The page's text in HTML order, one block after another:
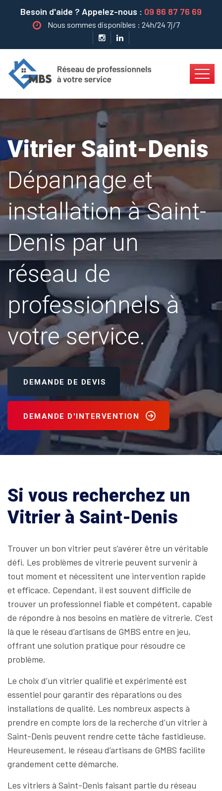
Besoin d'aide ? Appelez-nous : 09 86 87 76 69
Nous sommes disponibles : 24h/24 7j/7
Vitrier Saint-Denis
Dépannage et
installation à Saint-
Denis par un
réseau de
professionnels à
votre service.
DEMANDE DE DEVIS
DEMANDE D'INTERVENTION
Si vous recherchez un
Vitrier à Saint-Denis
Trouver un bon vitrier peut s’avérer être un véritable
défi. Les problèmes de vitrerie peuvent survenir à
tout moment et nécessitent une intervention rapide
et efficace. Cependant, il est souvent difficile de
trouver un professionnel fiable et compétent, capable
de répondre à nos besoins en matière de vitrerie. C’est
là que le réseau d’artisans de GMBS entre en jeu,
offrant une solution pratique pour résoudre ce
problème.
Le choix d’un vitrier qualifié et expérimenté est
essentiel pour garantir des réparations ou des
installations de qualité. Les nombreux aspects à
prendre en compte lors de la recherche d’un vitrier à
Saint-Denis peuvent rendre cette tâche fastidieuse.
Heureusement, le réseau d’artisans de GMBS facilite
grandement cette démarche.
Les vitriers à Saint-Denis faisant partie du réseau